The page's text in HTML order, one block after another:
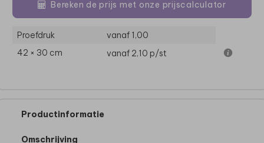
Bereken de prijs met onze prijscalculator
Proefdruk
vanaf 1,00
42 × 30 cm
vanaf 2,10 p/st
Productinformatie
Omschrijving